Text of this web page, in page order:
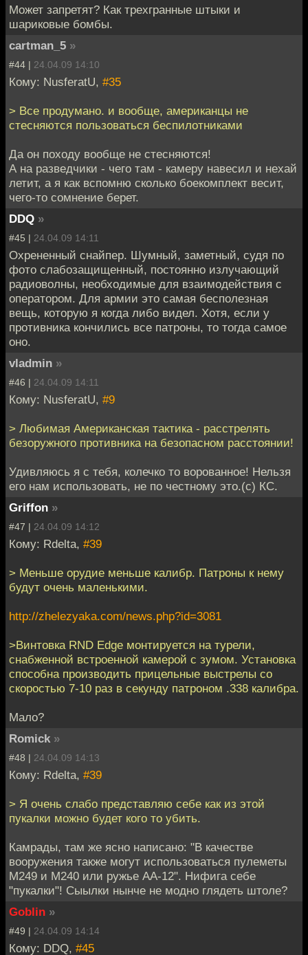
Может запретят? Как трехгранные штыки и
шариковые бомбы.
cartman_5 »
#44 | 24.04.09 14:10
Кому: NusferatU, #35
> Все продумано. и вообще, американцы не
стесняются пользоваться беспилотниками
Да он походу вообще не стесняются!
А на разведчики - чего там - камеру навесил и нехай
летит, а я как вспомню сколько боекомплект весит,
чего-то сомнение берет.
DDQ »
#45 | 24.04.09 14:11
Охрененный снайпер. Шумный, заметный, судя по
фото слабозащищенный, постоянно излучающий
радиоволны, необходимые для взаимодействия с
оператором. Для армии это самая бесполезная
вещь, которую я когда либо видел. Хотя, если у
противника кончились все патроны, то тогда самое
оно.
vladmin »
#46 | 24.04.09 14:11
Кому: NusferatU, #9
> Любимая Американская тактика - расстрелять
безоружного противника на безопасном расстоянии!
Удивляюсь я с тебя, колечко то ворованное! Нельзя
его нам использовать, не по честному это.(с) КС.
Griffon »
#47 | 24.04.09 14:12
Кому: Rdelta, #39
> Меньше орудие меньше калибр. Патроны к нему
будут очень маленькими.
http://zhelezyaka.com/news.php?id=3081
>Винтовка RND Edge монтируется на турели,
снабженной встроенной камерой с зумом. Установка
способна производить прицельные выстрелы со
скоростью 7-10 раз в секунду патроном .338 калибра.
Мало?
Romick »
#48 | 24.04.09 14:13
Кому: Rdelta, #39
> Я очень слабо представляю себе как из этой
пукалки можно будет кого то убить.
Камрады, там же ясно написано: "В качестве
вооружения также могут использоваться пулеметы
M249 и M240 или ружье AA-12". Нифига себе
"пукалки"! Сыылки нынче не модно глядеть штоле?
Goblin »
#49 | 24.04.09 14:14
Кому: DDQ, #45